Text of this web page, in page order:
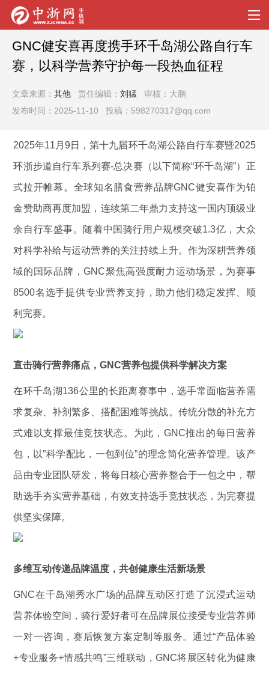
GNC健安喜再度携手环千岛湖公路自行车
赛，以科学营养守护每一段热血征程
文章来源： 其他 责任编辑： 刘猛 审核：大鹏
发布时间：2025-11-10 投稿：598270317@qq.com
2025年11月9日，第十九届环千岛湖公路自行车赛暨2025
环浙步道自行车系列赛-总决赛（以下简称“环千岛湖”）正
式拉开帷幕。全球知名膳食营养品牌GNC健安喜作为铂
金赞助商再度加盟，连续第二年鼎力支持这一国内顶级业
余自行车盛事。随着中国骑行用户规模突破1.3亿，大众
对科学补给与运动营养的关注持续上升。作为深耕营养领
域的国际品牌，GNC聚焦高强度耐力运动场景，为赛事
8500名选手提供专业营养支持，助力他们稳定发挥、顺
利完赛。
直击骑行营养痛点，GNC营养包提供科学解决方案
在环千岛湖136公里的长距离赛事中，选手常面临营养需
求复杂、补剂繁多、搭配困难等挑战。传统分散的补充方
式难以支撑最佳竞技状态。为此，GNC推出的每日营养
包，以”科学配比，一包到位”的理念简化营养管理。该产
品由专业团队研发，将每日核心营养整合于一包之中，帮
助选手夯实营养基础，有效支持选手竞技状态，为完赛提
供坚实保障。
多维互动传递品牌温度，共创健康生活新场景
GNC在千岛湖秀水广场的品牌互动区打造了沉浸式运动
营养体验空间，骑行爱好者可在品牌展位接受专业营养师
一对一咨询，赛后恢复方案定制等服务。通过“产品体验
+专业服务+情感共鸣”三维联动，GNC将展区转化为健康